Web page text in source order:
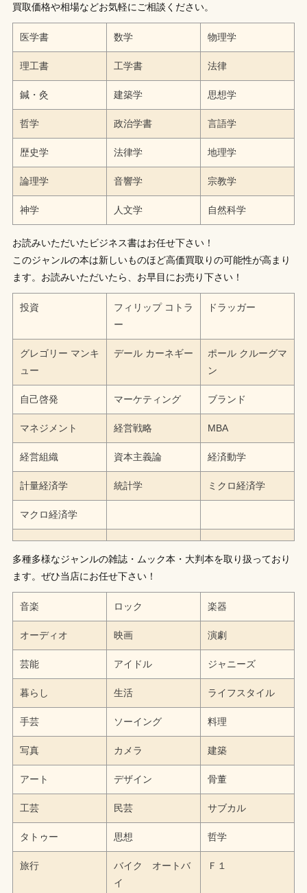
買取価格や相場などお気軽にご相談ください。
医学書 数学 物理学
理工書 工学書 法律
鍼・灸 建築学 思想学
哲学 政治学書 言語学
歴史学 法律学 地理学
論理学 音響学 宗教学
神学 人文学 自然科学
お読みいただいたビジネス書はお任せ下さい！
このジャンルの本は新しいものほど高価買取りの可能性が高まり
ます。お読みいただいたら、お早目にお売り下さい！
投資
フィリップ コトラ
ー
ドラッガー
グレゴリー マンキ
ュー
デール カーネギー
ポール クルーグマ
ン
自己啓発 マーケティング ブランド
マネジメント 経営戦略 MBA
経営組織 資本主義論 経済動学
計量経済学 統計学 ミクロ経済学
マクロ経済学
多種多様なジャンルの雑誌・ムック本・大判本を取り扱っており
ます。ぜひ当店にお任せ下さい！
音楽 ロック 楽器
オーディオ 映画 演劇
芸能 アイドル ジャニーズ
暮らし 生活 ライフスタイル
手芸 ソーイング 料理
写真 カメラ 建築
アート デザイン 骨董
工芸 民芸 サブカル
タトゥー 思想 哲学
旅行
バイク オートバ
イ
Ｆ１